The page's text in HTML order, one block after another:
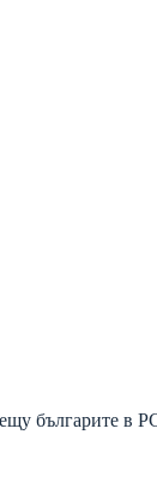
българите в